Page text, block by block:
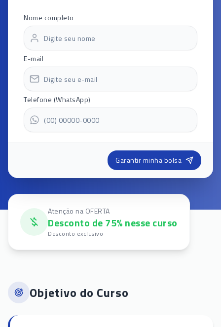
Nome completo
E-mail
Telefone (WhatsApp)
Garantir minha bolsa
Atenção na OFERTA
Desconto de 75% nesse curso
Desconto exclusivo
Objetivo do Curso